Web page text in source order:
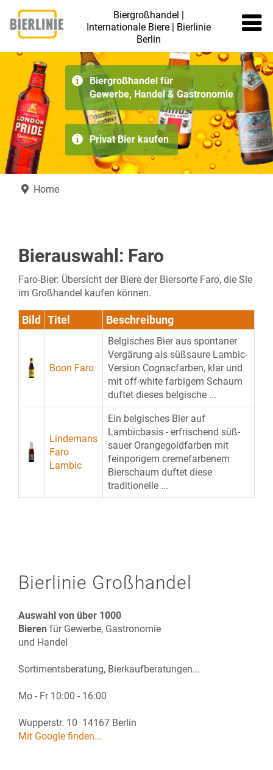
Biergroßhandel für
Gewerbe, Handel & Gastronomie
Privat Bier kaufen
Home
Bierlinie Großhandel
Auswahl von über 1000
Bieren für Gewerbe, Gastronomie
und Handel
Sortimentsberatung, Bierkaufberatungen...
Mo - Fr 10:00 - 16:00
Wupperstr. 10 14167 Berlin
Mit Google finden...
Bierauswahl: Faro
Faro-Bier: Übersicht der Biere der Biersorte Faro, die Sie
im Großhandel kaufen können.
Bild Titel Beschreibung
Boon Faro
Belgisches Bier aus spontaner
Vergärung als süßsaure Lambic-
Version Cognacfarben, klar und
mit off-white farbigem Schaum
duftet dieses belgische ...
Lindemans
Faro
Lambic
Ein belgisches Bier auf
Lambicbasis - erfrischend süß-
sauer Orangegoldfarben mit
feinporigem cremefarbenem
Bierschaum duftet diese
traditionelle ...
Biergroßhandel |
Internationale Biere | Bierlinie
Berlin